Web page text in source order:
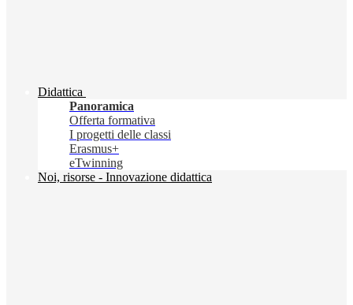
Didattica
Panoramica
Offerta formativa
I progetti delle classi
Erasmus+
eTwinning
Noi, risorse - Innovazione didattica